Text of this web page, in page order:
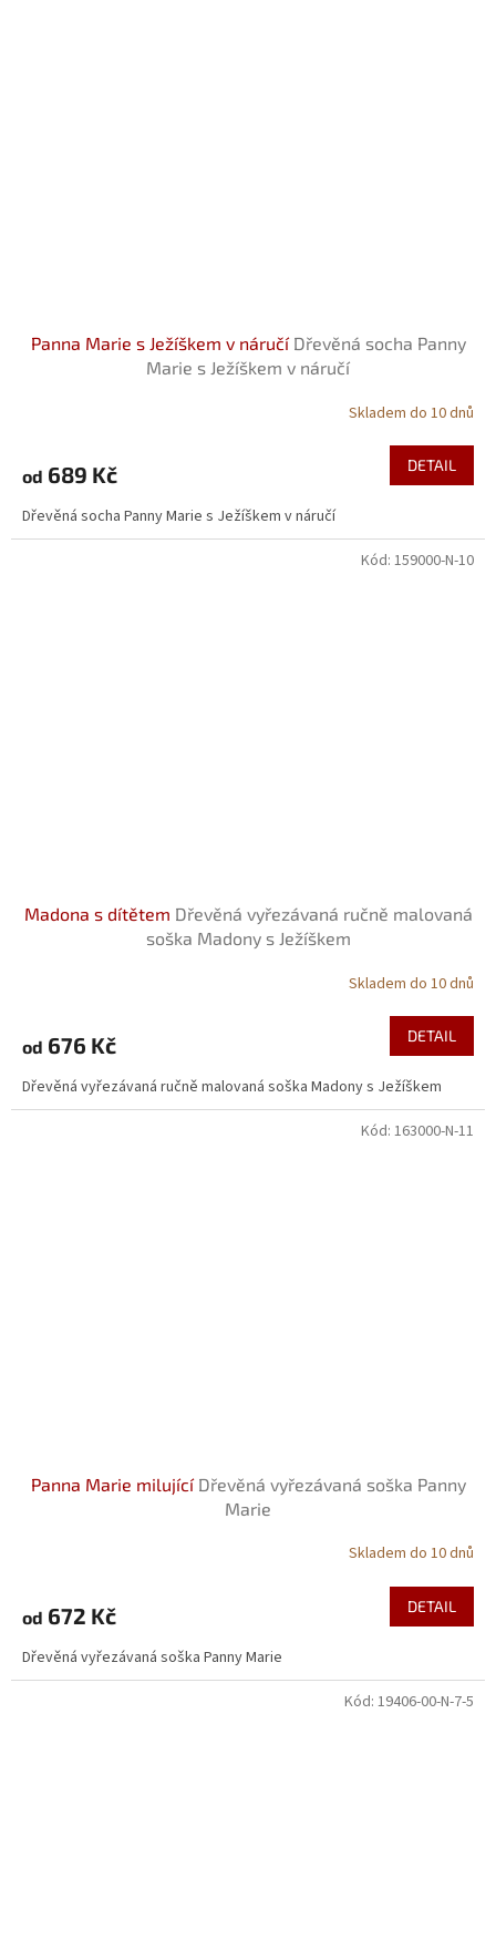
Panna Marie s Ježíškem v náručí Dřevěná socha Panny
Marie s Ježíškem v náručí
Skladem do 10 dnů
od 689 Kč DETAIL
Dřevěná socha Panny Marie s Ježíškem v náručí
Madona s dítětem Dřevěná vyřezávaná ručně malovaná
soška Madony s Ježíškem
Skladem do 10 dnů
od 676 Kč DETAIL
Dřevěná vyřezávaná ručně malovaná soška Madony s Ježíškem
Kód: 159000-N-10
Panna Marie milující Dřevěná vyřezávaná soška Panny
Marie
Skladem do 10 dnů
od 672 Kč DETAIL
Dřevěná vyřezávaná soška Panny Marie
Kód: 163000-N-11
Kód: 19406-00-N-7-5